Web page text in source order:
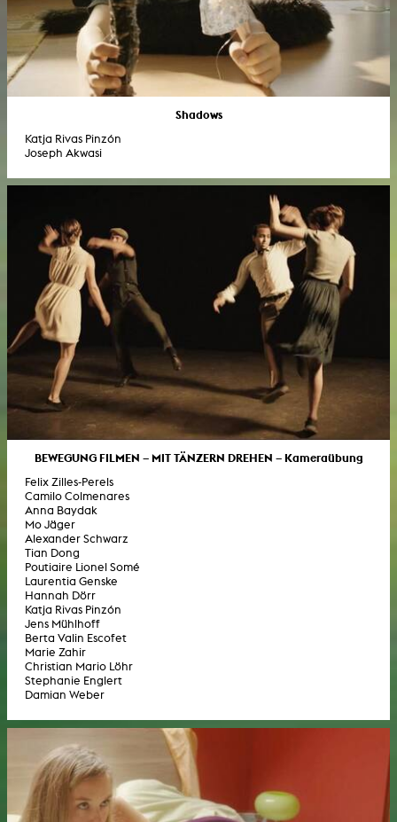
Shadows
Katja Rivas Pinzón
Joseph Akwasi
BEWEGUNG FILMEN – MIT TÄNZERN DREHEN – Kameraübung
Felix Zilles-Perels
Camilo Colmenares
Anna Baydak
Mo Jäger
Alexander Schwarz
Tian Dong
Poutiaire Lionel Somé
Laurentia Genske
Hannah Dörr
Katja Rivas Pinzón
Jens Mühlhoff
Berta Valin Escofet
Marie Zahir
Christian Mario Löhr
Stephanie Englert
Damian Weber